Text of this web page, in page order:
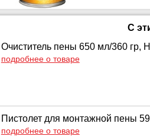
С
Очиститель пены 650 мл/360 гр,
подробнее о товаре
Пистолет для монтажной пены
подробнее о товаре